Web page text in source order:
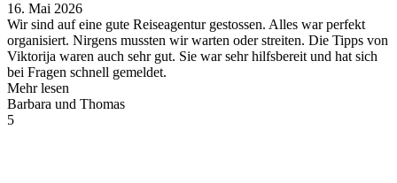
16. Mai 2026
Wir sind auf eine gute Reiseagentur gestossen. Alles war perfekt
organisiert. Nirgens mussten wir warten oder streiten. Die Tipps von
Viktorija waren auch sehr gut. Sie war sehr hilfsbereit und hat sich
bei Fragen schnell gemeldet.
Mehr lesen
Barbara und Thomas
5